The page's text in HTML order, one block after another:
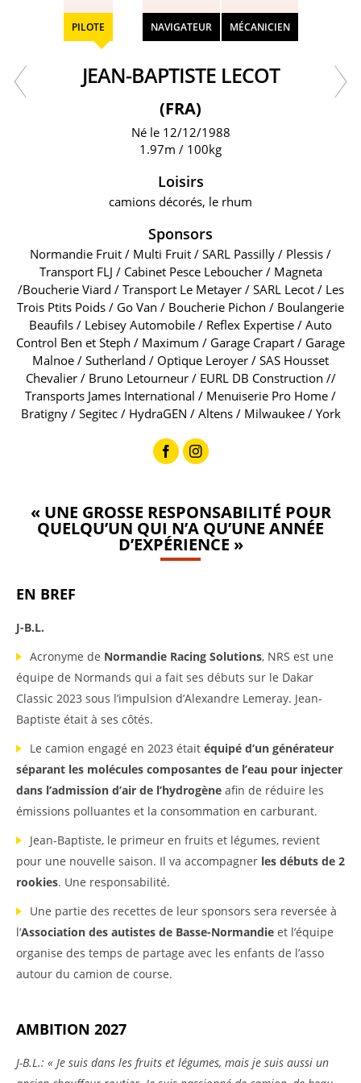
PILOTE NAVIGATEUR MÉCANICIEN
JEAN-BAPTISTE LECOT
(FRA)
Né le 12/12/1988
1.97m / 100kg
Loisirs
camions décorés, le rhum
Sponsors
Normandie Fruit / Multi Fruit / SARL Passilly / Plessis /
Transport FLJ / Cabinet Pesce Leboucher / Magneta
/Boucherie Viard / Transport Le Metayer / SARL Lecot / Les
Trois Ptits Poids / Go Van / Boucherie Pichon / Boulangerie
Beaufils / Lebisey Automobile / Reflex Expertise / Auto
Control Ben et Steph / Maximum / Garage Crapart / Garage
Malnoe / Sutherland / Optique Leroyer / SAS Housset
Chevalier / Bruno Letourneur / EURL DB Construction //
Transports James International / Menuiserie Pro Home /
Bratigny / Segitec / HydraGEN / Altens / Milwaukee / York
« UNE GROSSE RESPONSABILITÉ POUR
QUELQU’UN QUI N’A QU’UNE ANNÉE
D’EXPÉRIENCE »
EN BREF
J-B.L.
Acronyme de Normandie Racing Solutions, NRS est une
équipe de Normands qui a fait ses débuts sur le Dakar
Classic 2023 sous l’impulsion d’Alexandre Lemeray. Jean-
Baptiste était à ses côtés.
Le camion engagé en 2023 était équipé d’un générateur
séparant les molécules composantes de l’eau pour injecter
dans l’admission d’air de l’hydrogène afin de réduire les
émissions polluantes et la consommation en carburant.
Jean-Baptiste, le primeur en fruits et légumes, revient
pour une nouvelle saison. Il va accompagner les débuts de 2
rookies. Une responsabilité.
Une partie des recettes de leur sponsors sera reversée à
l‘Association des autistes de Basse-Normandie et l’équipe
organise des temps de partage avec les enfants de l’asso
autour du camion de course.
AMBITION 2027
J-B.L.: « Je suis dans les fruits et légumes, mais je suis aussi un